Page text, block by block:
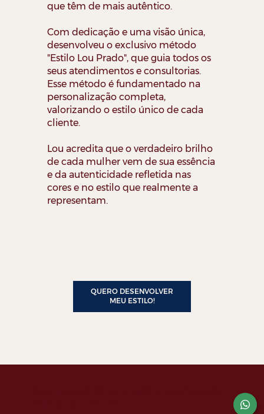
QUERO DESENVOLVER
MEU ESTILO!
que têm de mais autêntico.
Com dedicação e uma visão única,
desenvolveu o exclusivo método
"Estilo Lou Prado", que guia todos os
seus atendimentos e consultorias.
Esse método é fundamentado na
personalização completa,
valorizando o estilo único de cada
cliente.
Lou acredita que o verdadeiro brilho
de cada mulher vem de sua essência
e da autenticidade refletida nas
cores e no estilo que realmente a
representam.